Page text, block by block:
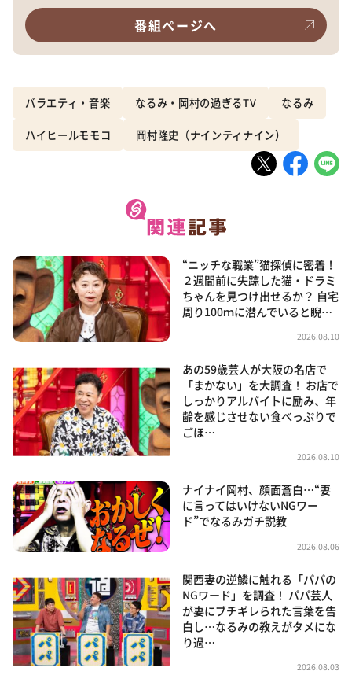
番組ページへ
バラエティ・音楽 なるみ・岡村の過ぎるTV なるみ
ハイヒールモモコ 岡村隆史（ナインティナイン）
“ニッチな職業”猫探偵に密着！
２週間前に失踪した猫・ドラミ
ちゃんを見つけ出せるか？ 自宅
周り100ｍに潜んでいると睨…
2026.08.10
あの59歳芸人が大阪の名店で
「まかない」を大調査！ お店で
しっかりアルバイトに励み、年
齢を感じさせない食べっぷりで
ごほ…
2026.08.10
ナイナイ岡村、顔面蒼白…“妻
に言ってはいけないNGワー
ド”でなるみガチ説教
2026.08.06
関西妻の逆鱗に触れる「パパの
NGワード」を調査！ パパ芸人
が妻にブチギレられた言葉を告
白し…なるみの教えがタメにな
り過…
2026.08.03